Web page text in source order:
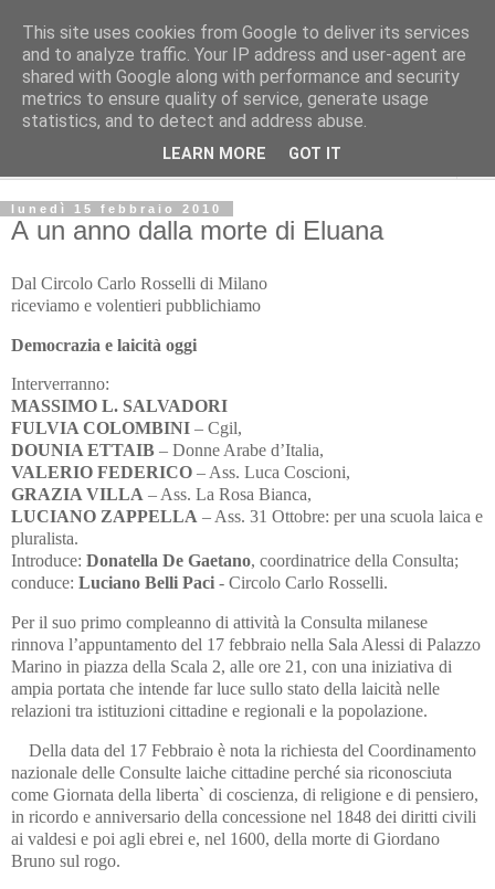
L'Avvenire dei lavoratori
Cultura
lunedì 15 febbraio 2010
A un anno dalla morte di Eluana
Dal Circolo Carlo Rosselli di Milano
riceviamo e volentieri pubblichiamo
Democrazia e laicità oggi
Interverranno:
MASSIMO L. SALVADORI
FULVIA COLOMBINI – Cgil,
DOUNIA ETTAIB – Donne Arabe d’Italia,
VALERIO FEDERICO – Ass. Luca Coscioni,
GRAZIA VILLA – Ass. La Rosa Bianca,
LUCIANO ZAPPELLA – Ass. 31 Ottobre: per una scuola laica e
pluralista.
Introduce: Donatella De Gaetano, coordinatrice della Consulta;
conduce: Luciano Belli Paci - Circolo Carlo Rosselli.
Per il suo primo compleanno di attività la Consulta milanese
rinnova l’appuntamento del 17 febbraio nella Sala Alessi di Palazzo
Marino in piazza della Scala 2, alle ore 21, con una iniziativa di
ampia portata che intende far luce sullo stato della laicità nelle
relazioni tra istituzioni cittadine e regionali e la popolazione.
Della data del 17 Febbraio è nota la richiesta del Coordinamento
nazionale delle Consulte laiche cittadine perché sia riconosciuta
come Giornata della liberta` di coscienza, di religione e di pensiero,
in ricordo e anniversario della concessione nel 1848 dei diritti civili
ai valdesi e poi agli ebrei e, nel 1600, della morte di Giordano
Bruno sul rogo.
This site uses cookies from Google to deliver its services
and to analyze traffic. Your IP address and user-agent are
shared with Google along with performance and security
metrics to ensure quality of service, generate usage
statistics, and to detect and address abuse.
LEARN MORE GOT IT